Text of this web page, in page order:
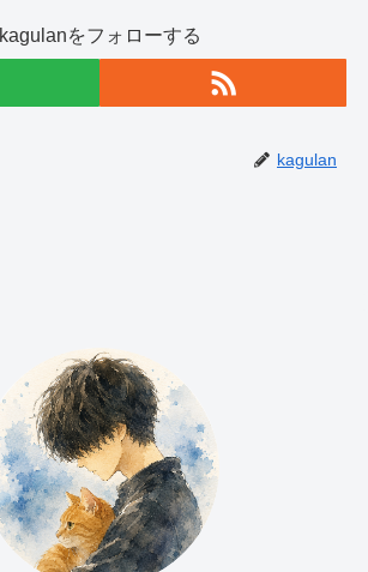
kagulanをフォローする
kagulan